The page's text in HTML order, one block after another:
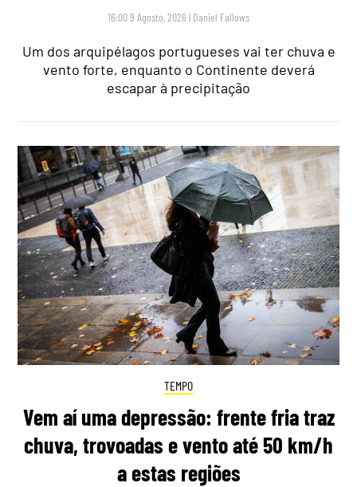
16:00 9 Agosto, 2026 | Daniel Fallows
Um dos arquipélagos portugueses vai ter chuva e
vento forte, enquanto o Continente deverá
escapar à precipitação
TEMPO
Vem aí uma depressão: frente fria traz
chuva, trovoadas e vento até 50 km/h
a estas regiões